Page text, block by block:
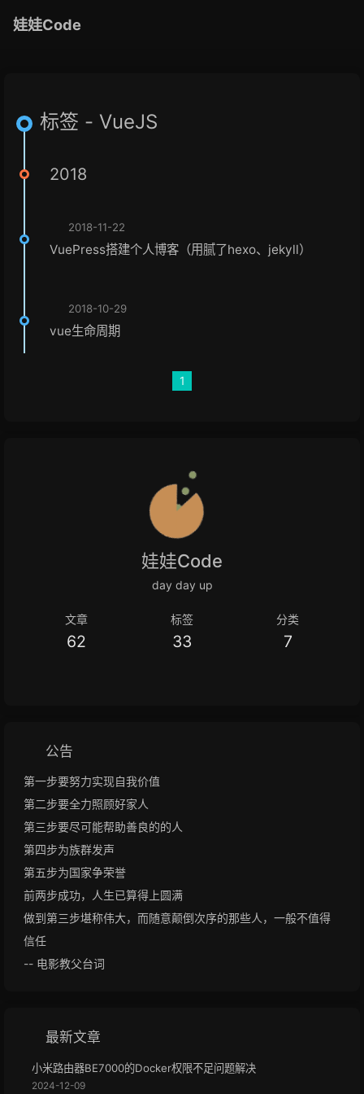
娃娃Code
标签 - VueJS
2018
2018-11-22
VuePress搭建个人博客（用腻了hexo、jekyll）
2018-10-29
vue生命周期
1
娃娃Code
day day up
文章
62
标签
33
分类
7
公告
第一步要努力实现自我价值
第二步要全力照顾好家人
第三步要尽可能帮助善良的的人
第四步为族群发声
第五步为国家争荣誉
前两步成功，人生已算得上圆满
做到第三步堪称伟大，而随意颠倒次序的那些人，一般不值得
信任
-- 电影教父台词
最新文章
小米路由器BE7000的Docker权限不足问题解决
2024-12-09